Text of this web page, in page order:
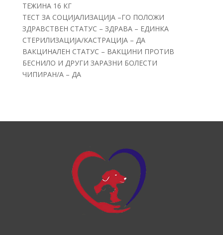
ТЕЖИНА 16 КГ
ТЕСТ ЗА СОЦИЈАЛИЗАЦИЈА –ГО ПОЛОЖИ
ЗДРАВСТВЕН СТАТУС – ЗДРАВА – ЕДИНКА
СТЕРИЛИЗАЦИЈА/КАСТРАЦИЈА – ДА
ВАКЦИНАЛЕН СТАТУС – ВАКЦИНИ ПРОТИВ
БЕСНИЛО И ДРУГИ ЗАРАЗНИ БОЛЕСТИ
ЧИПИРАН/А – ДА